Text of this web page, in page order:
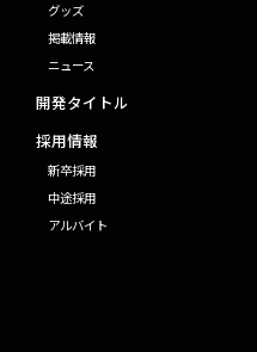
グッズ
掲載情報
ニュース
開発タイトル
採用情報
新卒採用
中途採用
アルバイト